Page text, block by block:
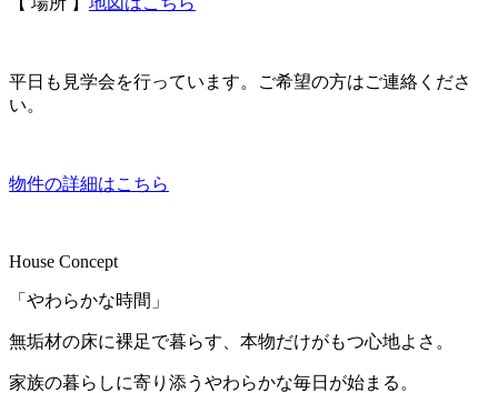
平日も見学会を行っています。ご希望の方はご連絡くださ
い。
物件の詳細はこちら
House Concept
「やわらかな時間」
無垢材の床に裸足で暮らす、本物だけがもつ心地よさ。
家族の暮らしに寄り添うやわらかな毎日が始まる。